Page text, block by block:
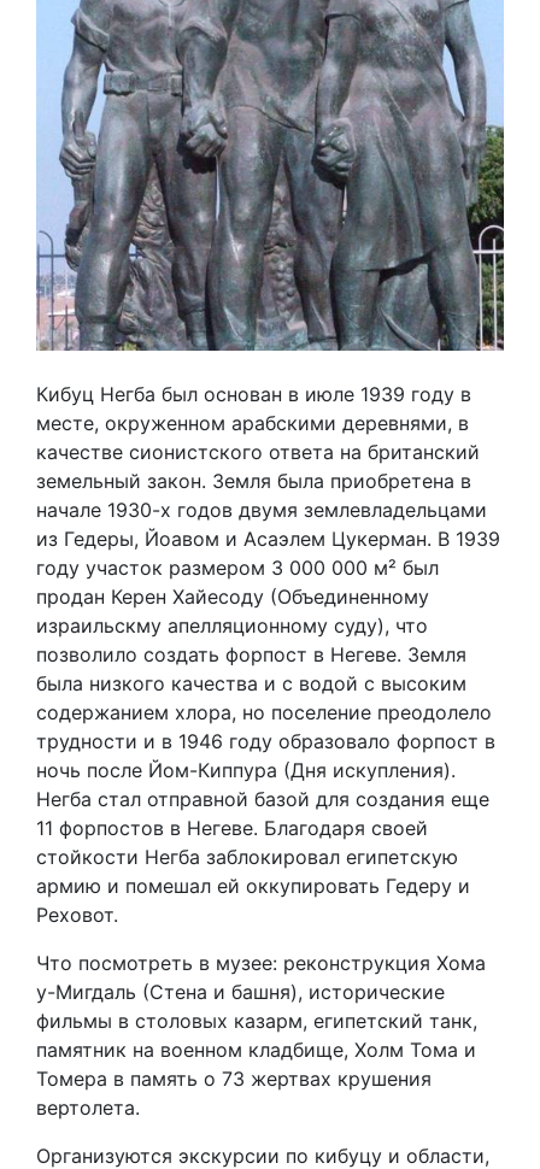
Кибуц Негба был основан в июле 1939 году в
месте, окруженном арабскими деревнями, в
качестве сионистского ответа на британский
земельный закон. Земля была приобретена в
начале 1930-х годов двумя землевладельцами
из Гедеры, Йоавом и Асаэлем Цукерман. В 1939
году участок размером 3 000 000 м² был
продан Керен Хайесоду (Объединенному
израильскму апелляционному суду), что
позволило создать форпост в Негеве. Земля
была низкого качества и с водой с высоким
содержанием хлора, но поселение преодолело
трудности и в 1946 году образовало форпост в
ночь после Йом-Киппура (Дня искупления).
Негба стал отправной базой для создания еще
11 форпостов в Негеве. Благодаря своей
стойкости Негба заблокировал египетскую
армию и помешал ей оккупировать Гедеру и
Реховот.
Что посмотреть в музее: реконструкция Хома
у-Мигдаль (Стена и башня), исторические
фильмы в столовых казарм, египетский танк,
памятник на военном кладбище, Холм Тома и
Томера в память о 73 жертвах крушения
вертолета.
Организуются экскурсии по кибуцу и области,